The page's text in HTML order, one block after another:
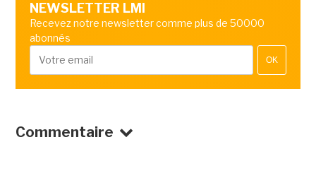
NEWSLETTER LMI
Recevez notre newsletter comme plus de 50000
abonnés
OK
Commentaire